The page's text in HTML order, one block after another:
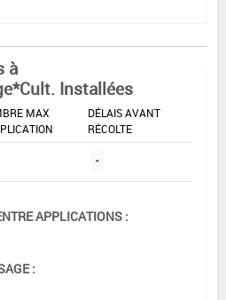
à
Installées
MAX
DÉLAIS AVANT
RÉCOLTE
-
APPLICATIONS :
: